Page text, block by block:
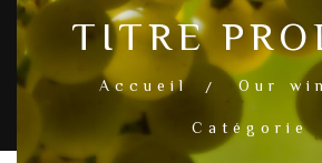
TITRE
Accueil Our
Catégorie